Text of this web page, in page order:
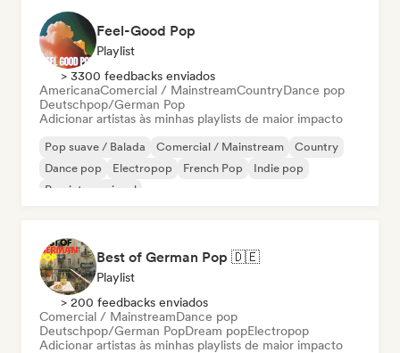
Feel-Good Pop
Playlist
> 3300 feedbacks enviados
AmericanaComercial / MainstreamCountryDance pop
Deutschpop/German Pop
Adicionar artistas às minhas playlists de maior impacto
Pop suave / Balada Comercial / Mainstream
Country
Dance pop
Electropop French Pop
Indie pop
Pop internacional
Best of German Pop 🇩🇪
Playlist
> 200 feedbacks enviados
Comercial / MainstreamDance pop
Deutschpop/German PopDream popElectropop
Adicionar artistas às minhas playlists de maior impacto